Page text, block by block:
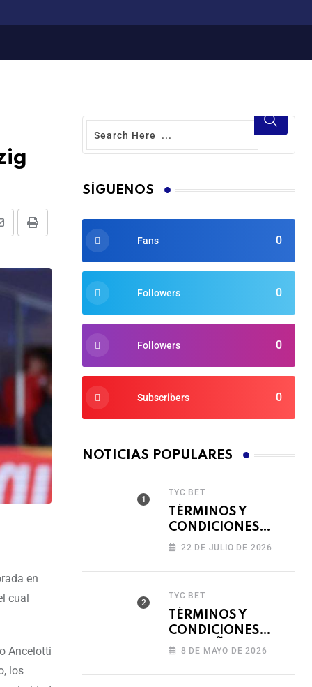
en
cual
Ancelotti
los
SÍGUENOS
0
Fans
0
Followers
0
Followers
0
Subscribers
NOTICIAS POPULARES
TYC BET
TÉRMINOS Y
CONDICIONES
TORNEO COMPITE,
22 DE JULIO DE 2026
TYC BET
TÉRMINOS Y
CONDICIONES
CAMPAÑA
8 DE MAYO DE 2026